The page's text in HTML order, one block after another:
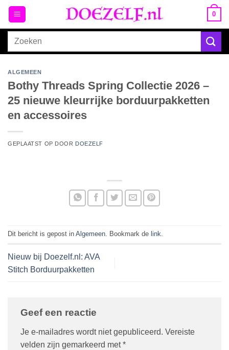
Ga
naar
inhoud
0
Zoeken
ALGEMEEN
Bothy Threads Spring Collectie 2026 –
25 nieuwe kleurrijke borduurpakketten
en accessoires
GEPLAATST OP DOOR DOEZELF
Dit bericht is gepost in Algemeen. Bookmark de link.
Nieuw bij Doezelf.nl: AVA
Stitch Borduurpakketten
Geef een reactie
Je e-mailadres wordt niet gepubliceerd. Vereiste
velden zijn gemarkeerd met*